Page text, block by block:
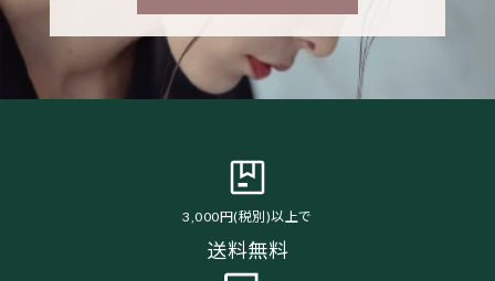
3,000円(税別)以上で
送料無料